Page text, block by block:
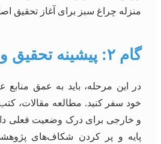
منزله چراغ سبز برای آغاز تحقیق
گام ۲: پیشینه تحقیق و مبانی نظری
در این مرحله، باید به عمق
خود سفر کنید. مطالعه مقالات، کتب
و خارجی برای درک وضعیت فعلی
پایه و پر کردن شکاف‌های